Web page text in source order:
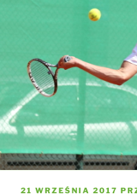
OPUBLIKOWANE
21 WRZEŚNIA 2017